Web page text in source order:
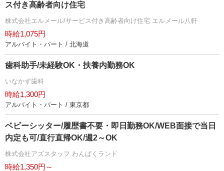
ス付き高齢者向け住宅
株式会社エルメール/サービス付き高齢者向け住宅 エルメール八軒
時給1,075円
アルバイト・パート / 北海道
歯科助手/未経験OK・扶養内勤務OK
いなかず歯科
時給1,300円
アルバイト・パート / 東京都
ベビーシッター/履歴書不要・即日勤務OK/WEB面接で当日
内定も可/直行直帰OK/週2～OK
株式会社アズスタッフ わんぱくランド
時給1,350円～